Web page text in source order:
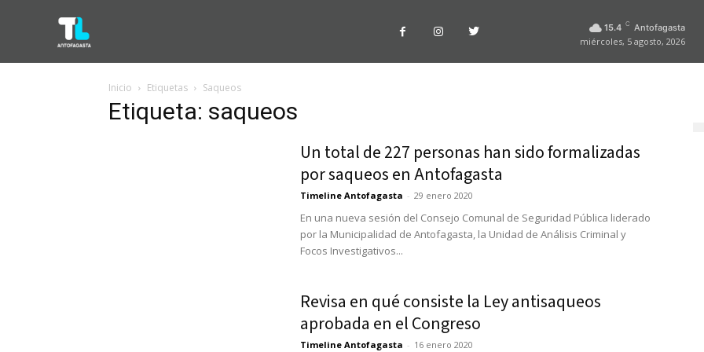
15.4 C Antofagasta
miércoles, 5 agosto, 2026
Inicio Etiquetas Saqueos
Etiqueta: saqueos
Un total de 227 personas han sido formalizadas
por saqueos en Antofagasta
Timeline Antofagasta - 29 enero 2020
En una nueva sesión del Consejo Comunal de Seguridad Pública liderado
por la Municipalidad de Antofagasta, la Unidad de Análisis Criminal y
Focos Investigativos...
Revisa en qué consiste la Ley antisaqueos
aprobada en el Congreso
Timeline Antofagasta - 16 enero 2020